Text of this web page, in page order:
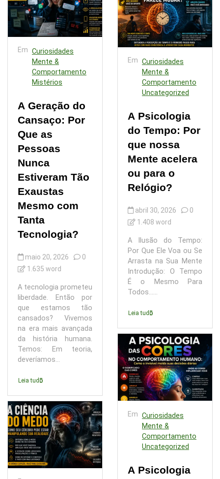
Em Curiosidades
Mente &
Comportamento
Mistérios
A Geração do
Cansaço: Por
Que as
Pessoas
Nunca
Estiveram Tão
Exaustas
Mesmo com
Tanta
Tecnologia?
maio 20, 2026
0
1.635 word
A tecnologia prometeu
liberdade. Então por
que estamos tão
cansados? Vivemos
na era mais avançada
da história humana.
Temos: Em teoria,
deveríamos...
Leia tudo
Em Curiosidades
Mente &
Comportamento
Uncategorized
A Psicologia
do Tempo: Por
que nossa
Mente acelera
ou para o
Relógio?
abril 30, 2026
0
1.408 word
A Ilusão do Tempo:
Por Que Ele Voa ou Se
Arrasta na Sua Mente
Introdução: O Tempo
É o Mesmo Para
Todos…...
Leia tudo
Em Curiosidades
Mente &
Comportamento
Uncategorized
A Psicologia